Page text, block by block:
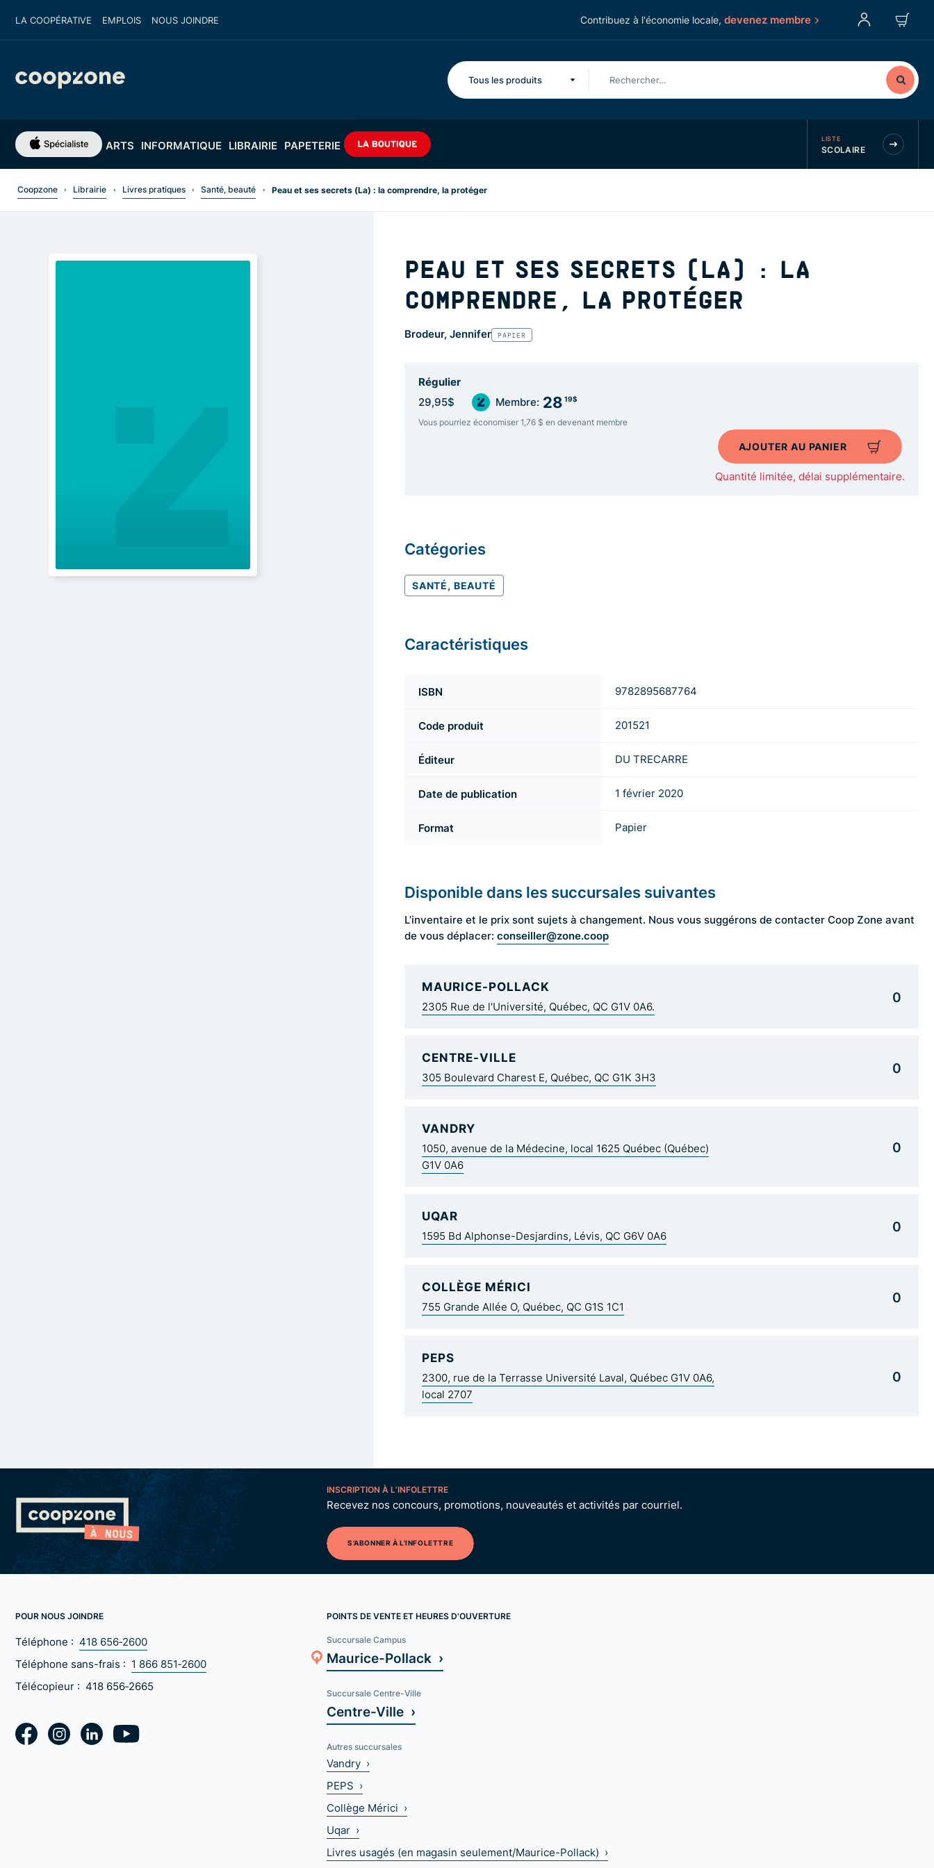
LA COOPÉRATIVE EMPLOIS NOUS JOINDRE Contribuez à l'économie locale, devenez membre
Tous les produits
ARTS INFORMATIQUE LIBRAIRIE PAPETERIE LISTE
SCOLAIRE
Coopzone Librairie Livres pratiques Santé, beauté Peau et ses secrets (La) : la comprendre, la protéger
PEAU ET SES SECRETS (LA) : LA
COMPRENDRE, LA PROTÉGER
Brodeur, Jennifer PAPIER
Régulier
29,95$ Membre: 28 19$
Vous pourriez économiser 1,76 $ en devenant membre
AJOUTER AU PANIER
Quantité limitée, délai supplémentaire.
Catégories
SANTÉ, BEAUTÉ
Caractéristiques
ISBN 9782895687764
Code produit 201521
Éditeur DU TRECARRE
Date de publication 1 février 2020
Format Papier
Disponible dans les succursales suivantes
L’inventaire et le prix sont sujets à changement. Nous vous suggérons de contacter Coop Zone avant
de vous déplacer: conseiller@zone.coop
MAURICE-POLLACK
2305 Rue de l'Université, Québec, QC G1V 0A6.
0
CENTRE-VILLE
305 Boulevard Charest E, Québec, QC G1K 3H3
0
VANDRY
1050, avenue de la Médecine, local 1625 Québec (Québec)
G1V 0A6
0
UQAR
1595 Bd Alphonse-Desjardins, Lévis, QC G6V 0A6
0
COLLÈGE MÉRICI
755 Grande Allée O, Québec, QC G1S 1C1
0
PEPS
2300, rue de la Terrasse Université Laval, Québec G1V 0A6,
local 2707
0
INSCRIPTION À L’INFOLETTRE
Recevez nos concours, promotions, nouveautés et activités par courriel.
S'ABONNER À L'INFOLETTRE
POUR NOUS JOINDRE
Téléphone : 418 656‑2600
Téléphone sans-frais : 1 866 851‑2600
Télécopieur : 418 656‑2665
POINTS DE VENTE ET HEURES D'OUVERTURE
Succursale Campus
Maurice-Pollack ›
Succursale Centre-Ville
Centre-Ville ›
Autres succursales
Vandry ›
PEPS ›
Collège Mérici ›
Uqar ›
Livres usagés (en magasin seulement/Maurice-Pollack) ›